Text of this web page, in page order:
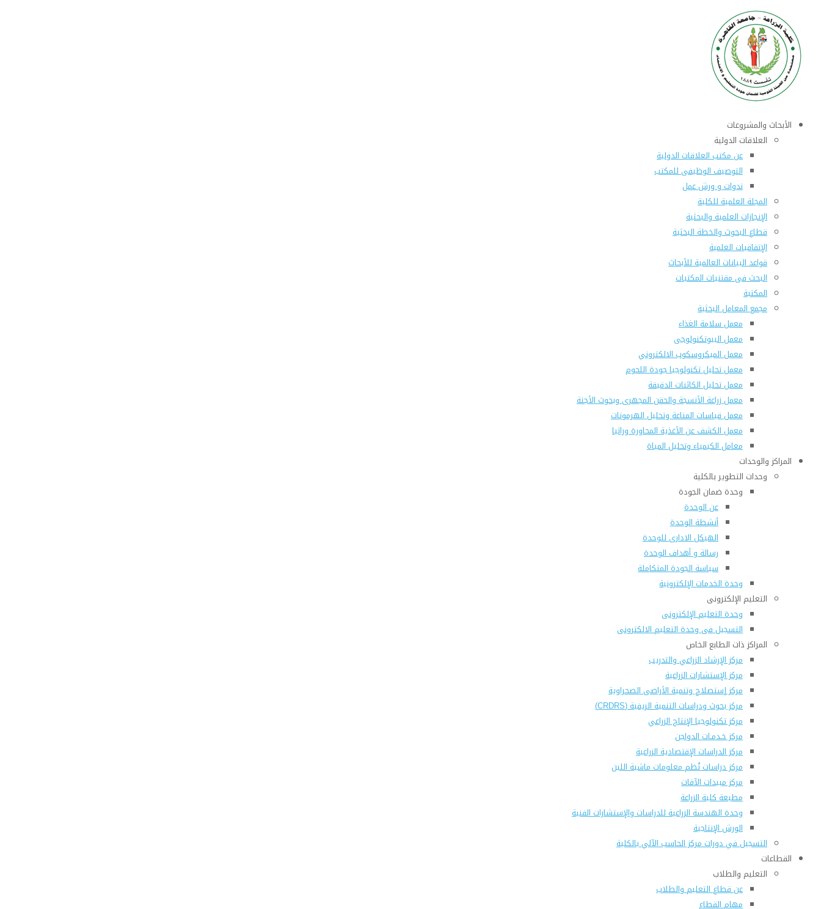
الأبحاث والمشروعات
العلاقات الدولية
عن مكتب العلاقات الدولية
التوصيف الوظيفى للمكتب
ندوات و ورش عمل
المجلة العلمية للكلية
الإنجازات العلمية والبحثية
قطاع البحوث والخطة البحثية
الإتفاقيات العلمية
قواعد البيانات العالمية للأبحاث
البحث فى مقتنيات المكتبات
المكتبة
مجمع المعامل البحثية
معمل سلامة الغذاء
معمل البيوتكنولوجى
معمل الميكروسكوب الالكتروني
معمل تحليل تكنولوجيا جودة اللحوم
معمل تحليل الكائنات الدقيقة
معمل زراعة الأنسجة والحقن المجهرى وبحوث الأجنة
معمل قياسات المناعة وتحليل الهرمونات
معمل الكشف عن الأغذية المحاورة وراثيا
معامل الكيمياء وتحليل المياة
المراكز والوحدات
وحدات التطوير بالكلية
وحدة ضمان الجودة
عن الوحدة
أنشطة الوحدة
الهيكل الادارى للوحدة
رسالة و أهداف الوحدة
سياسة الجودة المتكاملة
وحدة الخدمات الإلكترونية
التعليم الإلكترونى
وحدة التعليم الإلكترونى
التسجيل فى وحدة التعليم الالكترونى
المراكز ذات الطابع الخاص
مركز الإرشاد الزراعي والتدريب
مركز الإستشارات الزراعية
مركز إستصلاح وتنمية الأراضى الصحراوية
مركز بحوث ودراسات التنمية الريفية (CRDRS)
مركز تكنولوجيا الإنتاج الزراعي
مركز خـدمـات الدواجن
مركز الدراسات الإقتصادية الزراعية
مركز دراسات نُظم معلومات ماشية اللبن
مركز مبيدات الآفات
مطبعة كلية الزراعة
وحدة الهندسة الزراعية للدراسات والإستشارات الفنية
الورش الإنتاجية
التسجيل في دورات مركز الحاسب الآلي بالكلية
القطاعات
التعليم والطلاب
عن قطاع التعليم والطلاب
مهام القطاع